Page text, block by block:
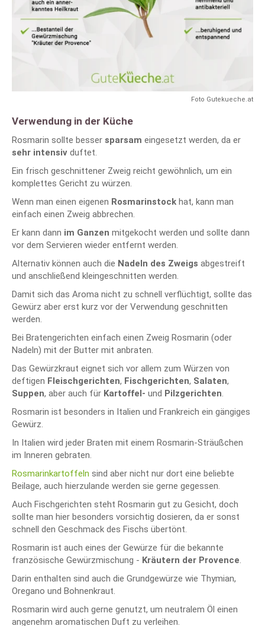
Foto Gutekueche.at
Verwendung in der Küche
Rosmarin sollte besser sparsam eingesetzt werden, da er
sehr intensiv duftet.
Ein frisch geschnittener Zweig reicht gewöhnlich, um ein
komplettes Gericht zu würzen.
Wenn man einen eigenen Rosmarinstock hat, kann man
einfach einen Zweig abbrechen.
Er kann dann im Ganzen mitgekocht werden und sollte dann
vor dem Servieren wieder entfernt werden.
Alternativ können auch die Nadeln des Zweigs abgestreift
und anschließend kleingeschnitten werden.
Damit sich das Aroma nicht zu schnell verflüchtigt, sollte das
Gewürz aber erst kurz vor der Verwendung geschnitten
werden.
Bei Bratengerichten einfach einen Zweig Rosmarin (oder
Nadeln) mit der Butter mit anbraten.
Das Gewürzkraut eignet sich vor allem zum Würzen von
deftigen Fleischgerichten, Fischgerichten, Salaten,
Suppen, aber auch für Kartoffel- und Pilzgerichten.
Rosmarin ist besonders in Italien und Frankreich ein gängiges
Gewürz.
In Italien wird jeder Braten mit einem Rosmarin-Sträußchen
im Inneren gebraten.
Rosmarinkartoffeln sind aber nicht nur dort eine beliebte
Beilage, auch hierzulande werden sie gerne gegessen.
Auch Fischgerichten steht Rosmarin gut zu Gesicht, doch
sollte man hier besonders vorsichtig dosieren, da er sonst
schnell den Geschmack des Fischs übertönt.
Rosmarin ist auch eines der Gewürze für die bekannte
französische Gewürzmischung - Kräutern der Provence.
Darin enthalten sind auch die Grundgewürze wie Thymian,
Oregano und Bohnenkraut.
Rosmarin wird auch gerne genutzt, um neutralem Öl einen
angenehm aromatischen Duft zu verleihen.